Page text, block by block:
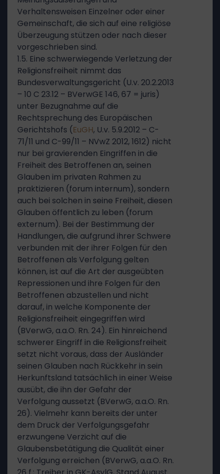
Verhaltensweisen Einzelner oder einer
Gemeinschaft, die sich auf eine religiöse
Überzeugung stützen oder nach dieser
vorgeschrieben sind.
1.5. Eine schwerwiegende Verletzung der
Religionsfreiheit nimmt das
Bundesverwaltungsgericht (U.v. 20.2.2013
– 10 C 23.12 – BVerwGE 146, 67 = juris)
unter Bezugnahme auf die
Rechtsprechung des Europäischen
Gerichtshofs (EuGH, U.v. 5.9.2012 – C-
71/11 und C-99/11 – NVwZ 2012, 1612) nicht
nur bei gravierenden Eingriffen in die
Freiheit des Betroffenen an, seinen
Glauben im privaten Rahmen zu
praktizieren (forum internum), sondern
auch bei solchen in seine Freiheit, diesen
Glauben öffentlich zu leben (forum
externum). Bei der Bestimmung der
Handlungen, die aufgrund ihrer Schwere
verbunden mit der ihrer Folgen für den
Betroffenen als Verfolgung gelten
können, ist auf die Art der ausgeübten
Repressionen und ihre Folgen für den
Betroffenen abzustellen und nicht
darauf, in welche Komponente der
Religionsfreiheit eingegriffen wird
(BVerwG, a.a.O. Rn. 24). Ein hinreichend
schwerer Eingriff in die Religionsfreiheit
setzt nicht voraus, dass der Ausländer
seinen Glauben nach Rückkehr in sein
Herkunftsland tatsächlich in einer Weise
ausübt, die ihn der Gefahr der
Verfolgung aussetzt (BVerwG, a.a.O. Rn.
26). Vielmehr kann bereits der unter
dem Druck der Verfolgungsgefahr
erzwungene Verzicht auf die
Glaubensbetätigung die Qualität einer
Verfolgung erreichen (BVerwG, a.a.O. Rn.